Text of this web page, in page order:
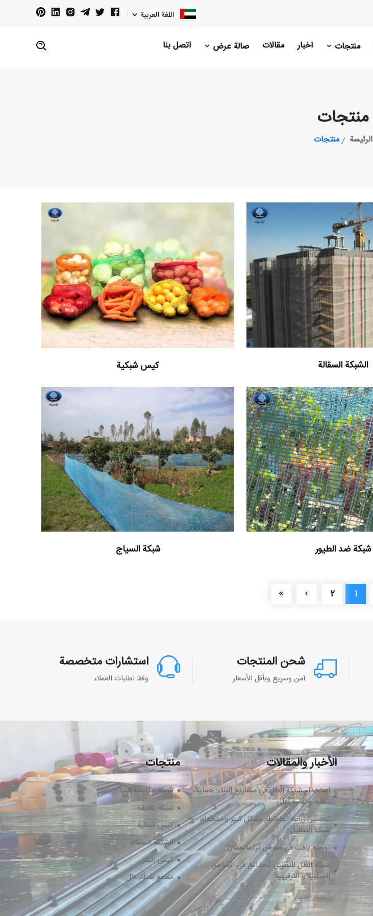
اللغة العربية
منتجات أخبار مقالات صالة عرض اتصل بنا
منتجات
الرئيسة منتجات
الشبکة السقالة کیس شبکیة
شبكة ضد الطيور شبكة السياج
1
2
شحن المنتجات
آمن وسريع وبأقل الأسعار
استشارات متخصصة
وفقا لطلبات العملاء
الأخبار والمقالات
استخدام شبكة الظل في مشاريع البناء: حماية،
تنظيم وكفاءة أعلى
تحسين زراعة الطماطم بشكل كبير باستخدام
شبكة التظليل
تورینه بافت في معرض تركمانستان
شبكة الظل للتظليل الحدائق في المناطق
السكنية و الترفيهية
منتجات
شبكة مكافحة البَرَد
شبكة تغليف
کیس شبکیة
الشبکة السقالة
كيس التمر
مقطع شبك ظل